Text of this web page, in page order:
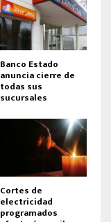
Banco Estado
anuncia cierre de
todas sus
sucursales
Cortes de
electricidad
programados